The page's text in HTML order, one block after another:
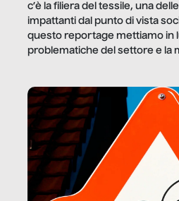
c’è la filiera del tessile, una
impattanti dal punto di vista
questo reportage mettiamo in
problematiche del settore e la